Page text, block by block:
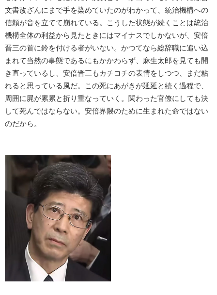
文書改ざんにまで手を染めていたのがわかって、統治機構への
信頼が音を立てて崩れている。こうした状態が続くことは統治
機構全体の利益から見たときにはマイナスでしかないが、安倍
晋三の首に鈴を付ける者がいない。かつてなら総辞職に追い込
まれて当然の事態であるにもかかわらず、麻生太郎を見ても開
き直っているし、安倍晋三もカチコチの表情をしつつ、まだ粘
れると思っている風だ。この死にあがきが延延と続く過程で、
周囲に屍が累累と折り重なっていく。関わった官僚にしても決
して死んではならない。安倍界隈のために生まれた命ではない
のだから。